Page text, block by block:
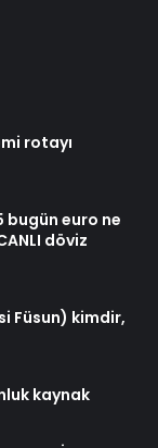
rotayı
bugün euro ne
döviz
Füsun) kimdir,
kaynak